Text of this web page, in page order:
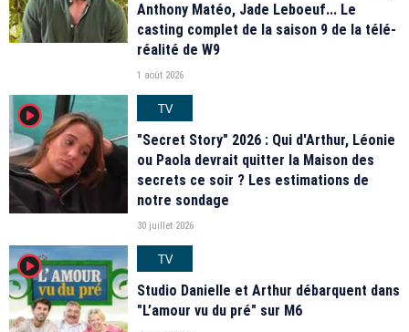
Anthony Matéo, Jade Leboeuf... Le
casting complet de la saison 9 de la télé-
réalité de W9
1 août 2026
player2
TV
"Secret Story" 2026 : Qui d'Arthur, Léonie
ou Paola devrait quitter la Maison des
secrets ce soir ? Les estimations de
notre sondage
30 juillet 2026
player2
TV
Studio Danielle et Arthur débarquent dans
"L’amour vu du pré" sur M6